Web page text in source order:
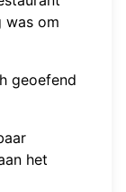
was om
geoefend
het